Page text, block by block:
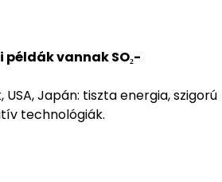
vannak SO₂-
USA, Japán: tiszta energia, szigorú
technológiák.